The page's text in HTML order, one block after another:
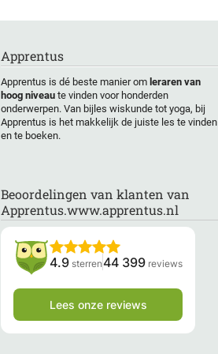
Apprentus
Apprentus is dé beste manier om leraren van
hoog niveau te vinden voor honderden
onderwerpen. Van bijles wiskunde tot yoga, bij
Apprentus is het makkelijk de juiste les te vinden
en te boeken.
Beoordelingen van klanten van
Apprentus.www.apprentus.nl
4.9 sterren 44 399 reviews
Lees onze reviews